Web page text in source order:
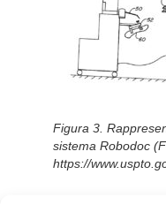
Figura 3.
sistema Robodoc
https://